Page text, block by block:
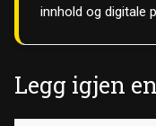
innhold og digitale
Legg igjen